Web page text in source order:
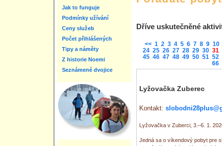
Jak to funguje
Podmínky užívání
Ceny služeb
Počet přihlášených
Tipy a náměty
Z historie Noemi
Seznámené dvojice
Dříve uskutečněné
<< 1 2 3 4 5 6 7 8 9 10
24 25 26 27 28 29 30 31
45 46 47 48 49 50 51 52
66
Lyžovačka Zuberec
Kontakt:
Lyžovačka v Zuberci, 3.–6. 1.
Jedná sa o víkendový pobyt pre